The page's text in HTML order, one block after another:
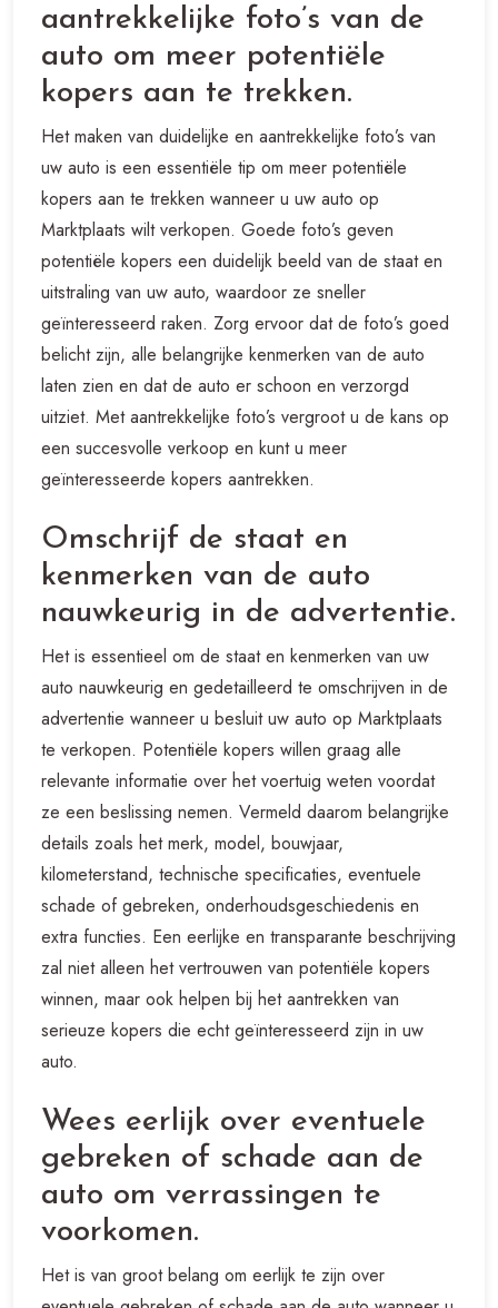
aantrekkelijke foto’s van de
auto om meer potentiële
kopers aan te trekken.
Het maken van duidelijke en aantrekkelijke foto’s van
uw auto is een essentiële tip om meer potentiële
kopers aan te trekken wanneer u uw auto op
Marktplaats wilt verkopen. Goede foto’s geven
potentiële kopers een duidelijk beeld van de staat en
uitstraling van uw auto, waardoor ze sneller
geïnteresseerd raken. Zorg ervoor dat de foto’s goed
belicht zijn, alle belangrijke kenmerken van de auto
laten zien en dat de auto er schoon en verzorgd
uitziet. Met aantrekkelijke foto’s vergroot u de kans op
een succesvolle verkoop en kunt u meer
geïnteresseerde kopers aantrekken.
Omschrijf de staat en
kenmerken van de auto
nauwkeurig in de advertentie.
Het is essentieel om de staat en kenmerken van uw
auto nauwkeurig en gedetailleerd te omschrijven in de
advertentie wanneer u besluit uw auto op Marktplaats
te verkopen. Potentiële kopers willen graag alle
relevante informatie over het voertuig weten voordat
ze een beslissing nemen. Vermeld daarom belangrijke
details zoals het merk, model, bouwjaar,
kilometerstand, technische specificaties, eventuele
schade of gebreken, onderhoudsgeschiedenis en
extra functies. Een eerlijke en transparante beschrijving
zal niet alleen het vertrouwen van potentiële kopers
winnen, maar ook helpen bij het aantrekken van
serieuze kopers die echt geïnteresseerd zijn in uw
auto.
Wees eerlijk over eventuele
gebreken of schade aan de
auto om verrassingen te
voorkomen.
Het is van groot belang om eerlijk te zijn over